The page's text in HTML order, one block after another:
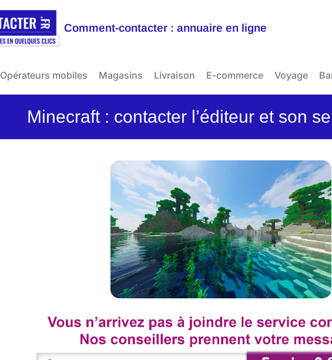
Comment-contacter : annuaire en ligne
Opérateurs mobiles Magasins Livraison E-commerce Voyage
Minecraft : contacter l’éditeur et son